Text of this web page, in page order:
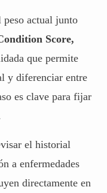
peso actual junto
Score,
que permite
y diferenciar entre
es clave para fijar
el historial
a enfermedades
directamente en